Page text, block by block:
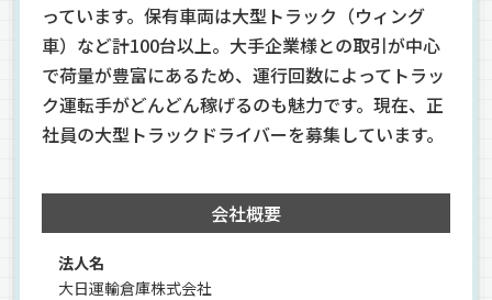
っています。保有車両は大型トラック（ウィング
車）など計100台以上。大手企業様との取引が中心
で荷量が豊富にあるため、運行回数によってトラッ
ク運転手がどんどん稼げるのも魅力です。現在、正
社員の大型トラックドライバーを募集しています。
会社概要
法人名
大日運輸倉庫株式会社